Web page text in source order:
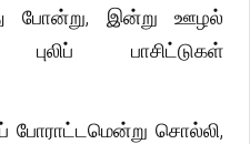
போன்று, இன்று ஊழல்
பாசிட்டுகள்
போராட்டமென்று சொல்லி,